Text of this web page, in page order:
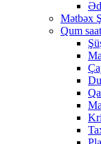
Mətbəx
Qum